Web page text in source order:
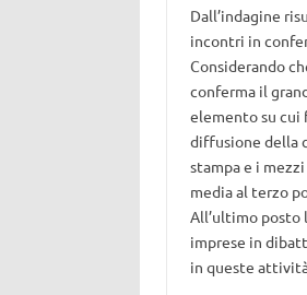
Dall’indagine
incontri in
Considerando
conferma il
elemento su cui
diffusione della
stampa e i
media al terzo
All’ultimo
imprese in
in queste